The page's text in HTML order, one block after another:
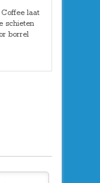
laat
schieten
borrel